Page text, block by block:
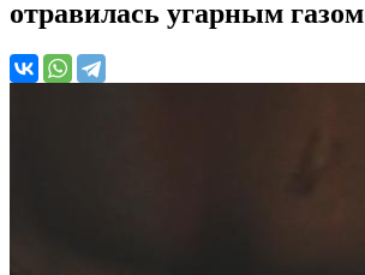
отравилась угарным газом